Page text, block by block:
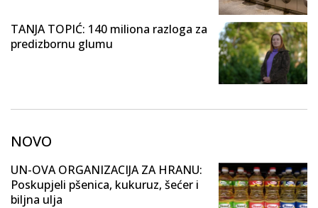
TANJA TOPIĆ: 140 miliona razloga za
predizbornu glumu
NOVO
UN-OVA ORGANIZACIJA ZA HRANU:
Poskupjeli pšenica, kukuruz, šećer i
biljna ulja